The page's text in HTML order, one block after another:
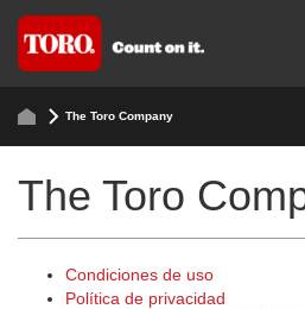
The Toro Company
The Toro
Condiciones de uso
Política de privacidad